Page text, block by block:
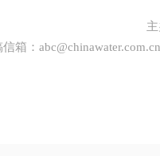
箱： abc@chinawater.com.cn